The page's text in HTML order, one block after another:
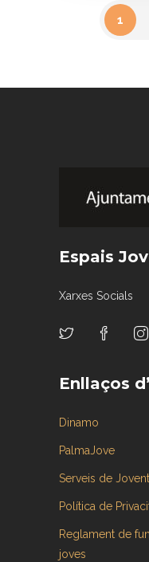
1
Espais
Xarxes Socials
Enllaços
Dinamo
PalmaJove
Serveis de
Política de
Reglament de
joves